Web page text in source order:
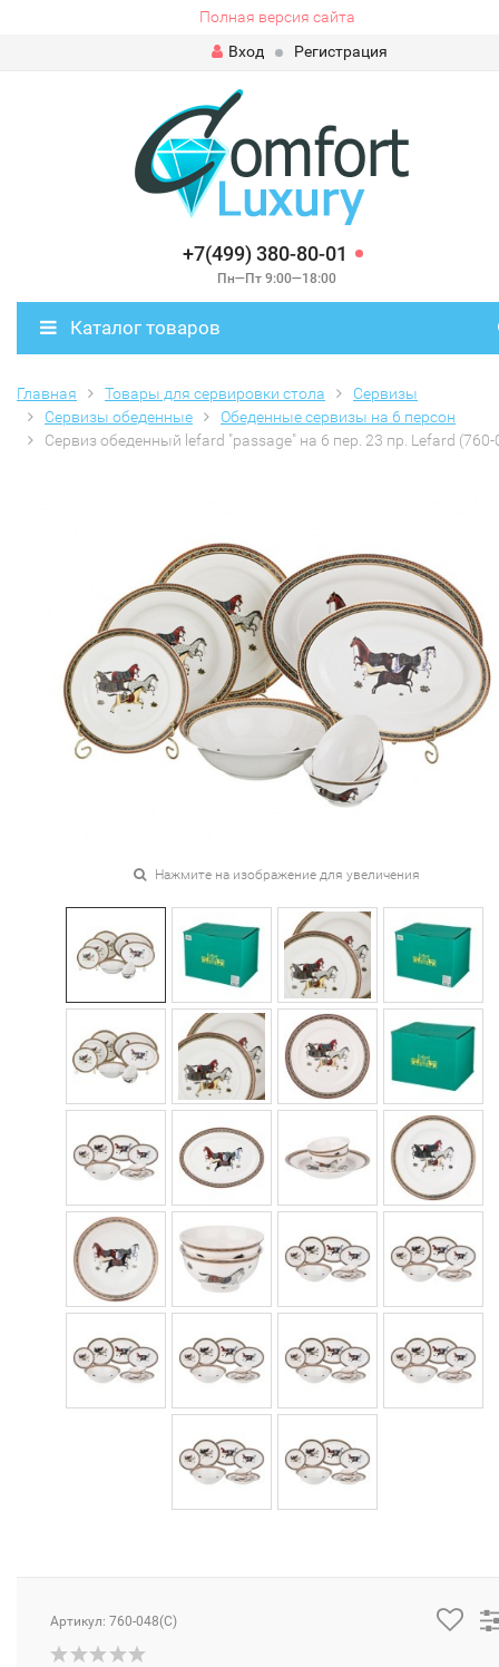
Полная версия сайта
Вход
Регистрация
+7(499) 380-80-01
Пн—Пт 9:00—18:00
Каталог товаров
Главная Товары для сервировки стола
Сервизы
Сервизы обеденные
Обеденные сервизы на 6 персон
Сервиз обеденный lefard "passage" на 6 пер. 23 пр. Lefard
Нажмите на изображение для увеличения
Артикул: 760-048(C)